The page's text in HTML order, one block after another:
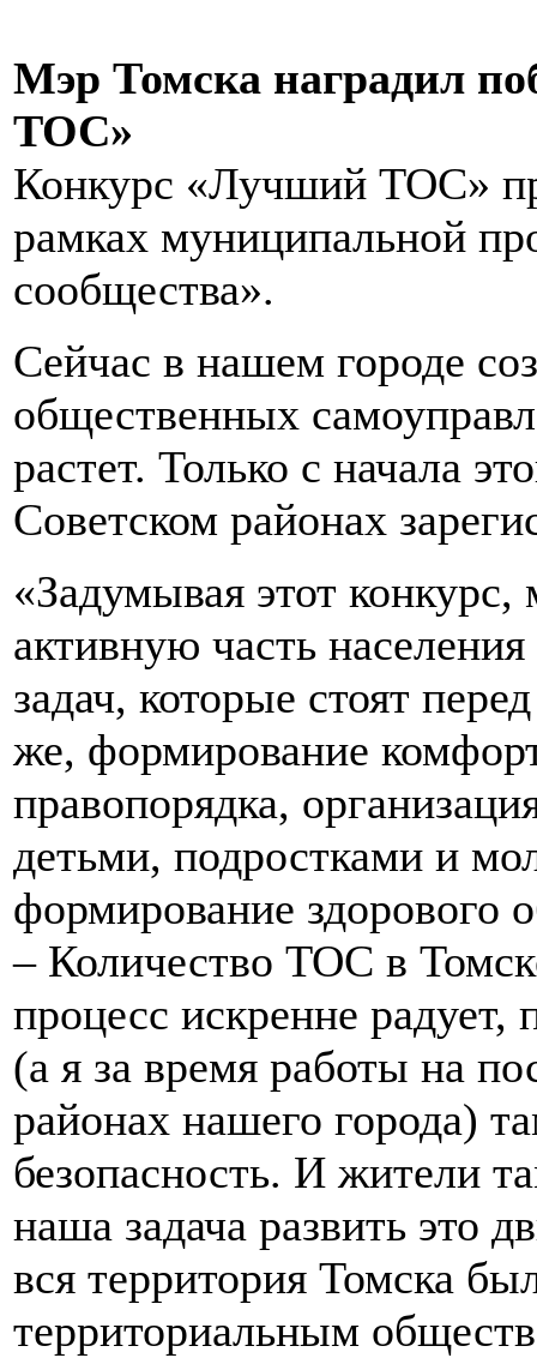
Мэр Томска наградил
ТОС»
Конкурс «Лучший ТОС»
рамках муниципальной
сообщества».
Сейчас в нашем городе
общественных
растет. Только с начала
Советском районах
«Задумывая этот
активную часть
задач, которые стоят
же, формирование
правопорядка,
детьми, подростками и
формирование здорового
– Количество ТОС в
процесс искренне радует,
(а я за время работы на
районах нашего города)
безопасность. И жители
наша задача развить это
вся территория Томска
территориальным